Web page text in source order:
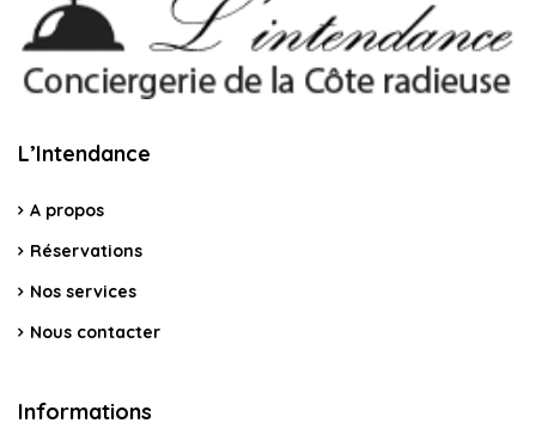
L’Intendance
A propos
Réservations
Nos services
Nous contacter
Informations